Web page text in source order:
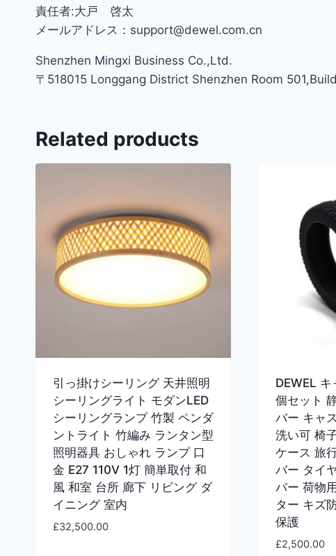
責任者:大戸 啓太
メールアドレス：support@dewel.com.cn
Shenzhen Mingxi Business Co.,Ltd.
〒518015 Longgang District Shenzhen Room
Related products
引っ掛けシーリング 天井照明
シーリングライト モダンLED
シーリングランプ 竹製 ペンダ
ントライト 竹編み ランタン型
照明器具 おしゃれ ランプ 口
金 E27 110V 1灯 簡単取付 和
風 和室 台所 廊下 リビング ダ
イニング 室内
£32,500.00
DEWEL
個セット
バー キャ
洗い可 椅
ケース 旅
バー タイ
バー 荷物
ター キズ
保護
£2,500.00